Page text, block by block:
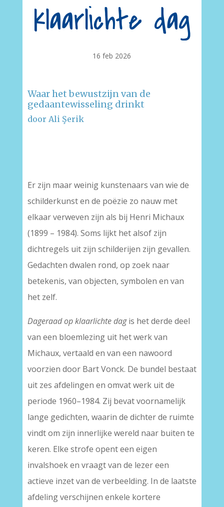
klaarlichte dag
16 feb 2026
Waar het bewustzijn van de
gedaantewisseling drinkt
door Ali Şerik
Er zijn maar weinig kunstenaars van wie de
schilderkunst en de poëzie zo nauw met
elkaar verweven zijn als bij Henri Michaux
(1899 – 1984). Soms lijkt het alsof zijn
dichtregels uit zijn schilderijen zijn gevallen.
Gedachten dwalen rond, op zoek naar
betekenis, van objecten, symbolen en van
het zelf.
Dageraad op klaarlichte dagis het derde deel
van een bloemlezing uit het werk van
Michaux, vertaald en van een nawoord
voorzien door Bart Vonck. De bundel bestaat
uit zes afdelingen en omvat werk uit de
periode 1960–1984. Zij bevat voornamelijk
lange gedichten, waarin de dichter de ruimte
vindt om zijn innerlijke wereld naar buiten te
keren. Elke strofe opent een eigen
invalshoek en vraagt van de lezer een
actieve inzet van de verbeelding. In de laatste
afdeling verschijnen enkele kortere